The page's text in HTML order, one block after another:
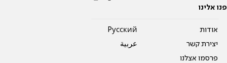
פנו אלינו
אודות
יצירת קשר
פרסמו אצלנו
Pусский
عربية